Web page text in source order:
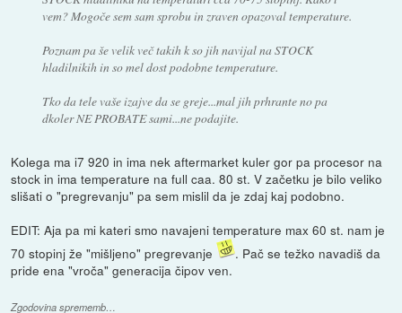
vem? Mogoče sem sam sprobu in zraven opazoval temperature.
Poznam pa še velik več takih k so jih navijal na STOCK
hladilnikih in so mel dost podobne temperature.
Tko da tele vaše izajve da se greje...mal jih prhrante no pa
dkoler NE PROBATE sami...ne podajite.
Kolega ma i7 920 in ima nek aftermarket kuler gor pa procesor na
stock in ima temperature na full caa. 80 st. V začetku je bilo veliko
slišati o "pregrevanju" pa sem mislil da je zdaj kaj podobno.
EDIT: Aja pa mi kateri smo navajeni temperature max 60 st. nam je
70 stopinj že "mišljeno" pregrevanje
. Pač se težko navadiš da
pride ena "vroča" generacija čipov ven.
Zgodovina sprememb…